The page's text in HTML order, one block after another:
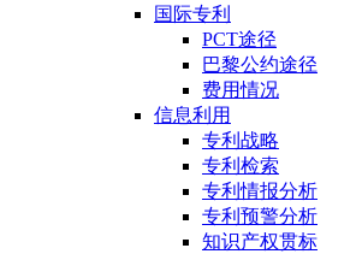
国际专利
PCT途径
巴黎公约途径
费用情况
信息利用
专利战略
专利检索
专利情报分析
专利预警分析
知识产权贯标